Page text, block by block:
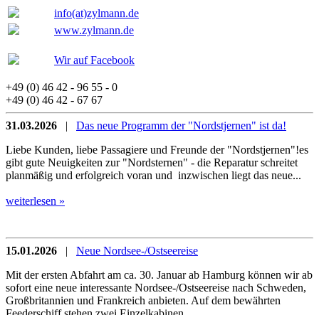
info(at)zylmann.de
www.zylmann.de
Wir auf Facebook
+49 (0) 46 42 - 96 55 - 0
+49 (0) 46 42 - 67 67
31.03.2026 | Das neue Programm der "Nordstjernen" ist da!
Liebe Kunden, liebe Passagiere und Freunde der "Nordstjernen"!es
gibt gute Neuigkeiten zur "Nordsternen" - die Reparatur schreitet
planmäßig und erfolgreich voran und inzwischen liegt das neue...
weiterlesen »
15.01.2026 | Neue Nordsee-/Ostseereise
Mit der ersten Abfahrt am ca. 30. Januar ab Hamburg können wir ab
sofort eine neue interessante Nordsee-/Ostseereise nach Schweden,
Großbritannien und Frankreich anbieten. Auf dem bewährten